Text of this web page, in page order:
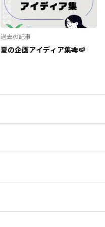
過去の記事
夏の企画アイディア集🎋🍉